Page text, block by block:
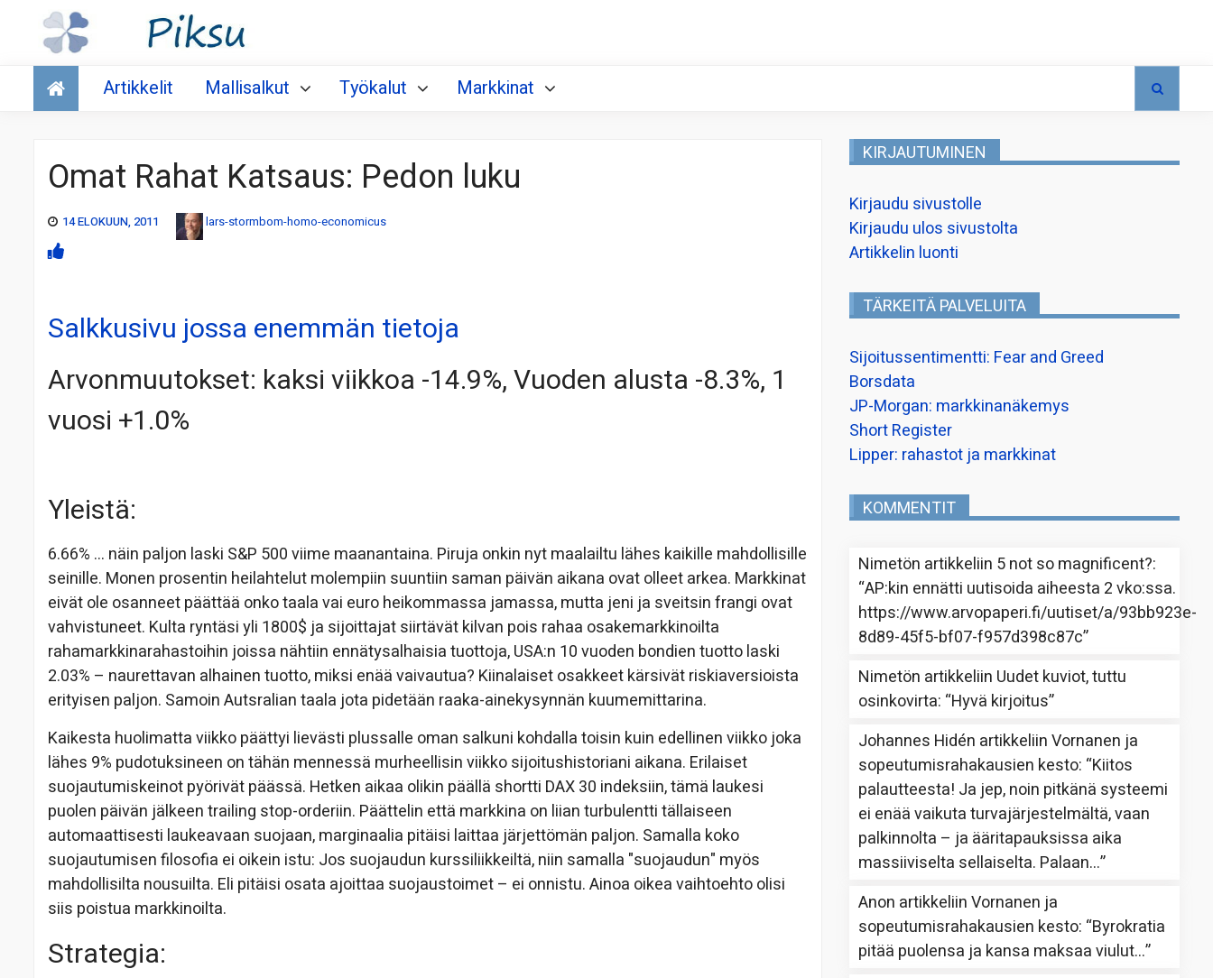
Talous
Artikkelit Mallisalkut Työkalut Markkinat
Omat Rahat Katsaus: Pedon luku
14 ELOKUUN, 2011 lars-stormbom-homo-economicus
Salkkusivu jossa enemmän tietoja
Arvonmuutokset: kaksi viikkoa -14.9%, Vuoden alusta -8.3%, 1
vuosi +1.0%
Yleistä:
6.66% … näin paljon laski S&P 500 viime maanantaina. Piruja onkin nyt maalailtu lähes kaikille mahdollisille
seinille. Monen prosentin heilahtelut molempiin suuntiin saman päivän aikana ovat olleet arkea. Markkinat
eivät ole osanneet päättää onko taala vai euro heikommassa jamassa, mutta jeni ja sveitsin frangi ovat
vahvistuneet. Kulta ryntäsi yli 1800$ ja sijoittajat siirtävät kilvan pois rahaa osakemarkkinoilta
rahamarkkinarahastoihin joissa nähtiin ennätysalhaisia tuottoja, USA:n 10 vuoden bondien tuotto laski
2.03% – naurettavan alhainen tuotto, miksi enää vaivautua? Kiinalaiset osakkeet kärsivät riskiaversioista
erityisen paljon. Samoin Autsralian taala jota pidetään raaka-ainekysynnän kuumemittarina.
Kaikesta huolimatta viikko päättyi lievästi plussalle oman salkuni kohdalla toisin kuin edellinen viikko joka
lähes 9% pudotuksineen on tähän mennessä murheellisin viikko sijoitushistoriani aikana. Erilaiset
suojautumiskeinot pyörivät päässä. Hetken aikaa olikin päällä shortti DAX 30 indeksiin, tämä laukesi
puolen päivän jälkeen trailing stop-orderiin. Päättelin että markkina on liian turbulentti tällaiseen
automaattisesti laukeavaan suojaan, marginaalia pitäisi laittaa järjettömän paljon. Samalla koko
suojautumisen filosofia ei oikein istu: Jos suojaudun kurssiliikkeiltä, niin samalla "suojaudun" myös
mahdollisilta nousuilta. Eli pitäisi osata ajoittaa suojaustoimet – ei onnistu. Ainoa oikea vaihtoehto olisi
siis poistua markkinoilta.
Strategia:
KIRJAUTUMINEN
Kirjaudu sivustolle
Kirjaudu ulos sivustolta
Artikkelin luonti
TÄRKEITÄ PALVELUITA
Sijoitussentimentti: Fear and Greed
Borsdata
JP-Morgan: markkinanäkemys
Short Register
Lipper: rahastot ja markkinat
KOMMENTIT
Nimetön artikkeliin 5 not so magnificent?:
“AP:kin ennätti uutisoida aiheesta 2 vko:ssa.
https://www.arvopaperi.fi/uutiset/a/93bb923e-
8d89-45f5-bf07-f957d398c87c”
Nimetön artikkeliin Uudet kuviot, tuttu
osinkovirta: “Hyvä kirjoitus”
Johannes Hidén artikkeliinVornanen ja
sopeutumisrahakausien kesto: “Kiitos
palautteesta! Ja jep, noin pitkänä systeemi
ei enää vaikuta turvajärjestelmältä, vaan
palkinnolta – ja ääritapauksissa aika
massiiviselta sellaiselta. Palaan…”
Anon artikkeliinVornanen ja
sopeutumisrahakausien kesto: “Byrokratia
pitää puolensa ja kansa maksaa viulut…”